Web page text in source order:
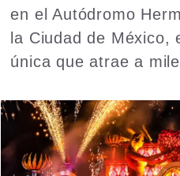
en el Autódromo
la Ciudad de México,
única que atrae a